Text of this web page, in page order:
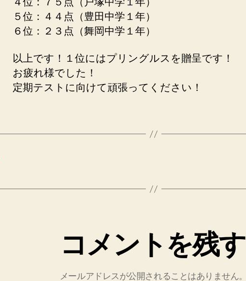
５位：４４点（豊田中学１年）
６位：２３点（舞岡中学１年）
以上です！１位にはプリングルスを贈呈です！
お疲れ様でした！
定期テストに向けて頑張ってください！
コメントを残す
メールアドレスが公開されることはありません。